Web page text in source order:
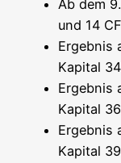
Ab dem
und 14
Ergeb­nis
Kapi­tal
Ergeb­nis
Kapi­tal
Ergeb­nis
Kapi­tal